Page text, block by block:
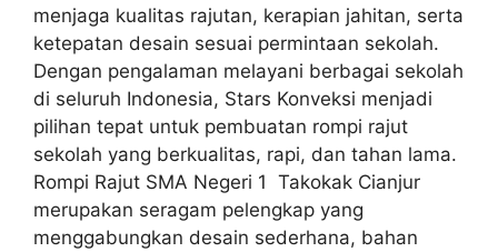
menjaga kualitas rajutan, kerapian jahitan, serta
ketepatan desain sesuai permintaan sekolah.
Dengan pengalaman melayani berbagai sekolah
di seluruh Indonesia, Stars Konveksi menjadi
pilihan tepat untuk pembuatan rompi rajut
sekolah yang berkualitas, rapi, dan tahan lama.
Rompi Rajut SMA Negeri 1 Takokak Cianjur
merupakan seragam pelengkap yang
menggabungkan desain sederhana, bahan